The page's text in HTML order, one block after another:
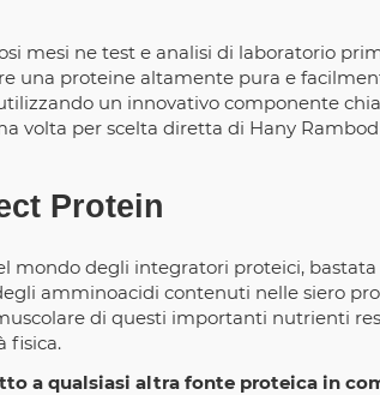
mesi ne test e analisi di laboratorio
una proteine altamente pura e
un innovativo componente
volta per scelta diretta di Hany
Protein
mondo degli integratori proteici,
amminoacidi contenuti nelle siero
di questi importanti nutrienti
fisica.
a qualsiasi altra fonte proteica in